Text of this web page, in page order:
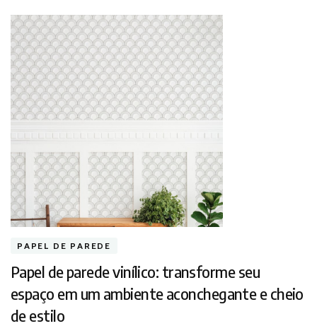
PAPEL DE PAREDE
Papel de parede vinílico: transforme seu
espaço em um ambiente aconchegante e cheio
de estilo